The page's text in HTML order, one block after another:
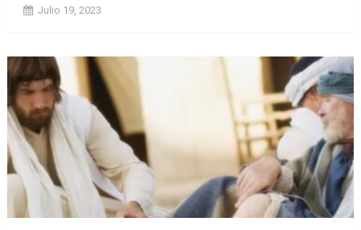
Julio 19, 2023